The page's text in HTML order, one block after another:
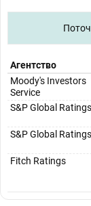
Агентство
Moody's Investors
Service
S&P Global Ratings
S&P Global Ratings
Fitch Ratings